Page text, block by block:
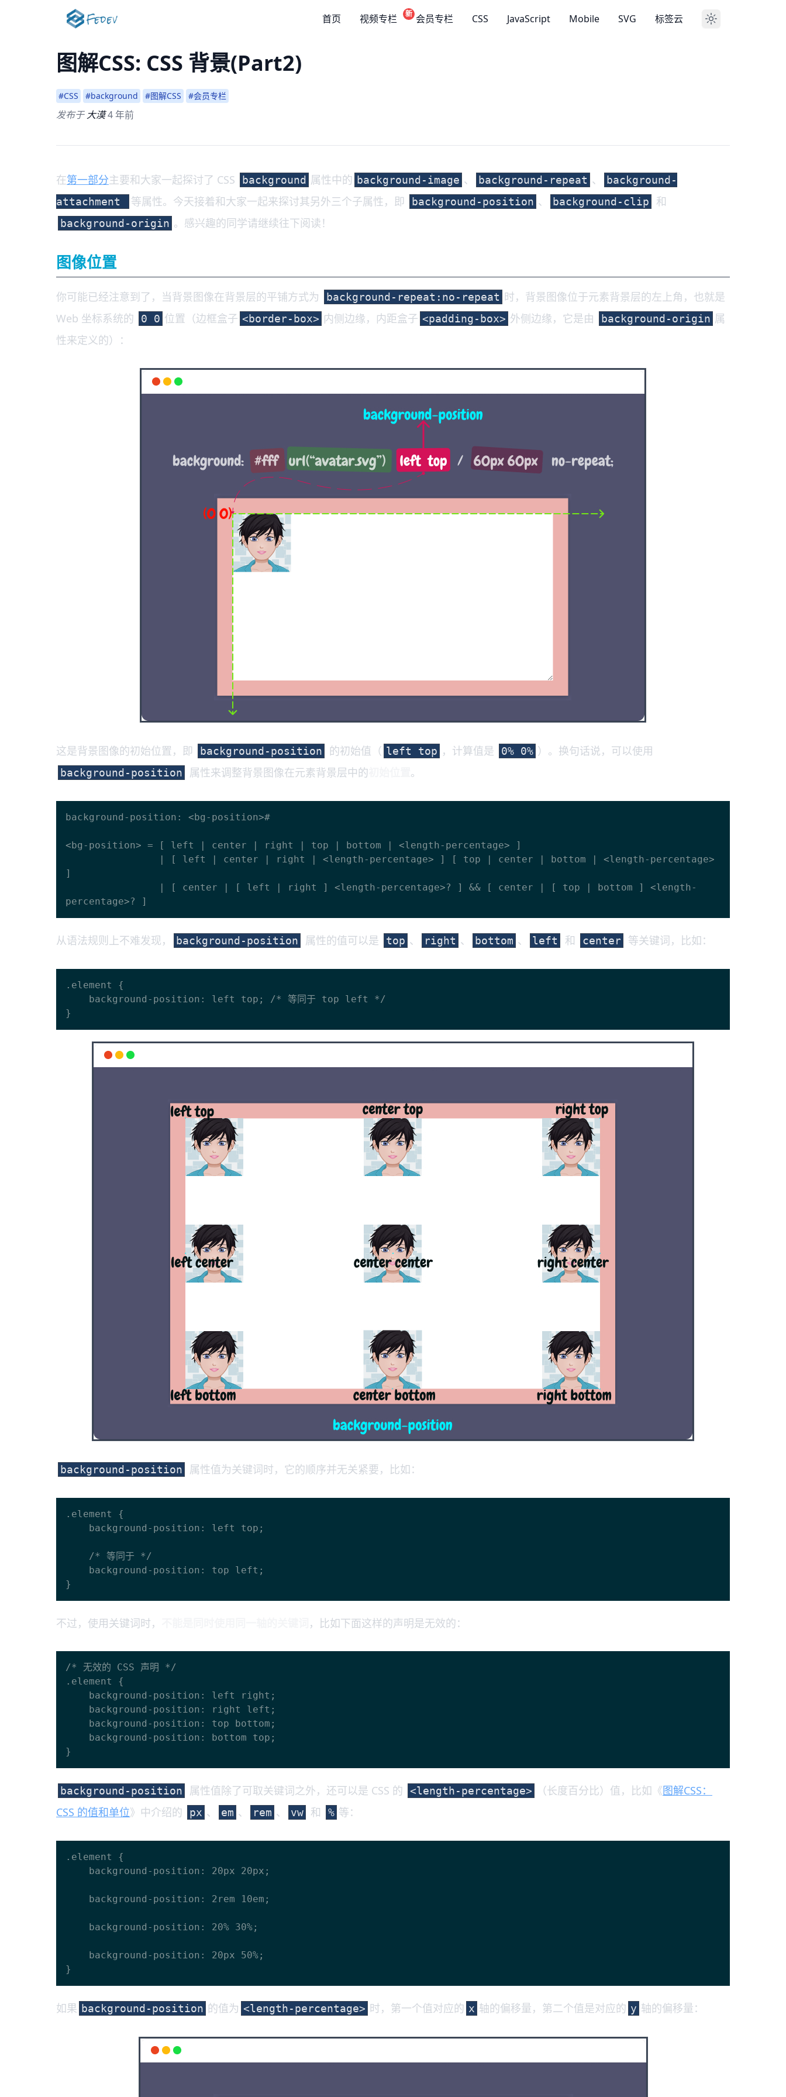
首页 视频专栏 新 会员专栏 CSS JavaScript Mobile SVG 标签云
图解CSS: CSS 背景(Part2)
#CSS #background #图解CSS #会员专栏
发布于大漠4 年前
在第一部分主要和大家一起探讨了 CSS background 属性中的 background-image 、 background-repeat 、
background-
attachment
等属性。今天接着和大家一起来探讨其另外三个子属性，即 background-position 、 background-clip 和
background-origin 。感兴趣的同学请继续往下阅读！
图像位置
你可能已经注意到了，当背景图像在背景层的平铺方式为 background-repeat:no-repeat 时，背景图像位于元素背景层的左上角，也就是
Web 坐标系统的
0 0 位置（边框盒子 <border-box> 内侧边缘，内距盒子 <padding-box> 外侧边缘，它是由 background-origin 属
性来定义的）：
这是背景图像的初始位置，即 background-position 的初始值（ left top ，计算值是 0% 0% ）。换句话说，可以使用
background-position 属性来调整背景图像在元素背景层中的 。
background-position: <bg-position>#
<bg-position> = [ left | center | right | top | bottom | <length-percentage> ]
]
从语法规则上不难发现， background-position 属性的值可以是 top 、 right 、 bottom 、 left 和 center 等关键词，比如：
.element {
background-position 属性值为关键词时，它的顺序并无关紧要，比如：
.element {
不过，使用关键词时， ，比如下面这样的声明是无效的：
/* 无效的 CSS 声明 */
.element {
background-position 属性值除了可取关键词之外，还可以是 CSS 的 <length-percentage> （长度百分比）值，比如《图解CSS：
CSS 的值和单位》中介绍的 px 、 em 、 rem 、 vw 和 % 等：
.element {
如果 background-position 的值为 <length-percentage> 时，第一个值对应的 x 轴的偏移量，第二个值是对应的 y 轴的偏移量：